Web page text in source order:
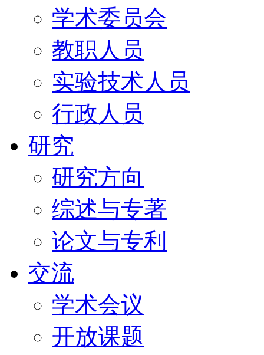
学术委员会
教职人员
实验技术人员
行政人员
研究
研究方向
综述与专著
论文与专利
交流
学术会议
开放课题